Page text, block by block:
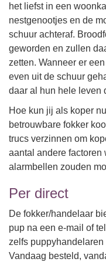
het liefst in een
nestgenootjes en de
schuur achteraf.
geworden en zullen
zetten. Wanneer er
even uit de schuur
daar al hun hele leven
Hoe kun jij als koper
betrouwbare fokker
trucs verzinnen om
aantal andere factoren
alarmbellen zouden
Per direct
De fokker/handelaar
pup na een e-mail of
zelfs puppyhandelaren
Vandaag besteld,